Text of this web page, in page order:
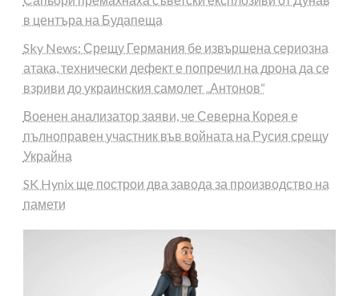
в центъра на Будапеща
Sky News: Срещу Германия бе извършена сериозна
атака, технически дефект е попречил на дрона да се
взриви до украинския самолет „Антонов“
Военен анализатор заяви, че Северна Корея е
пълноправен участник във войната на Русия срещу
Украйна
SK Hynix ще построи два завода за производство на
памети